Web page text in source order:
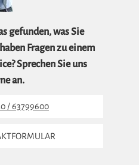
gefunden, was Sie
Fragen zu einem
Sprechen Sie uns
an.
/ 63799600